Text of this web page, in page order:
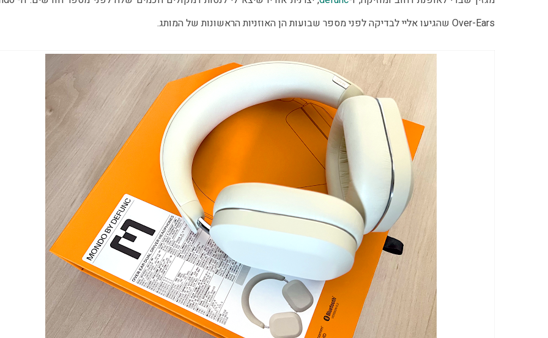
Over-Ears שהגיעו אליי לבדיקה לפני מספר שבועות הן האוזניות הראשונות של המותג.